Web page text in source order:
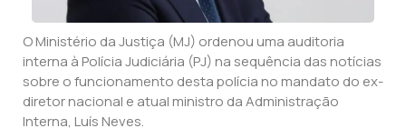
O Ministério da Justiça (MJ) ordenou uma auditoria
interna à Polícia Judiciária (PJ) na sequência das notícias
sobre o funcionamento desta polícia no mandato do ex-
diretor nacional e atual ministro da Administração
Interna, Luís Neves.